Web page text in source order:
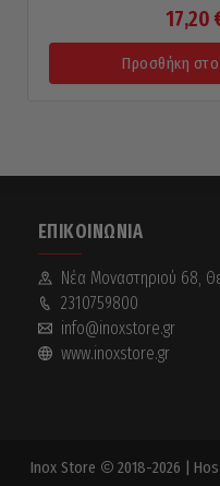
17,20
Προσθήκη στο
ΕΠΙΚΟΙΝΩΝΊΑ
Νέα Mοναστηριού 68,
2310759800
info@inoxstore.gr
www.inoxstore.gr
Inox Store 2018-2026 |